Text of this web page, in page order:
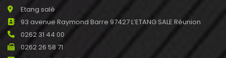
Etang salé
93 avenue Raymond Barre 97427 L’ETANG SALE Réunion
0262 31 44 00
0262 26 58 71